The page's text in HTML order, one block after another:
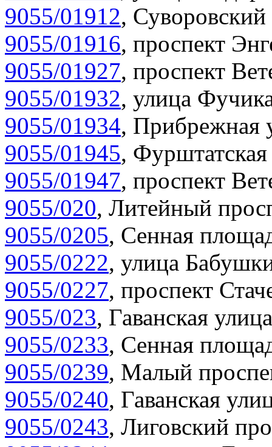
9055/01912, Суворовский
9055/01916, проспект
9055/01927, проспект
9055/01932, улица
9055/01934, Прибрежная
9055/01945,
9055/01947, проспект
9055/020, Литейный
9055/0205, Сенная
9055/0222, улица
9055/0227, проспект
9055/023, Гаванская
9055/0233, Сенная
9055/0239, Малый
9055/0240, Гаванская
9055/0243, Лиговский